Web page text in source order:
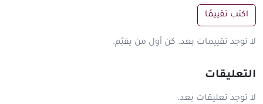
اكتب تقييمًا
لا توجد تقييمات بعد. كن أول من يقيّم.
التعليقات
لا توجد تعليقات بعد.